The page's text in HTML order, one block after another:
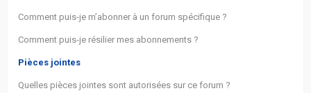
Comment puis-je m’abonner à un forum spécifique ?
Comment puis-je résilier mes abonnements ?
Pièces jointes
Quelles pièces jointes sont autorisées sur ce forum ?